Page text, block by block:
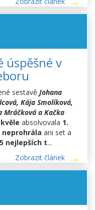
úspěšné v
sestavě Johana
Kája Smolíková,
Mráčková a Kačka
absolvovala 1.
neprohrála ani set a
5 nejlepších t...
Zobrazit článek